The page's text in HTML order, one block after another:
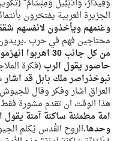
الجزيرة العربية يفتخرون
وغنمهم ويأخذون لانفسهم
محتاجين فهم في حرب
من كل جانب 30
حاصور يقول الرب (فكرة
نبوخذراصر ملك بابل قد
العراق اشار وفكر وقال
هذا الوقت ان تقدم مشورة
امة مطمئنة ساكنة آمنة
وحدها.الروح القُدس يُكلم